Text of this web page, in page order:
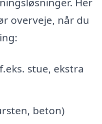
overveje, når du
stue, ekstra
beton)